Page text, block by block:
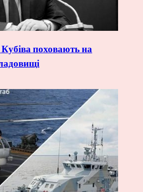
поховають на